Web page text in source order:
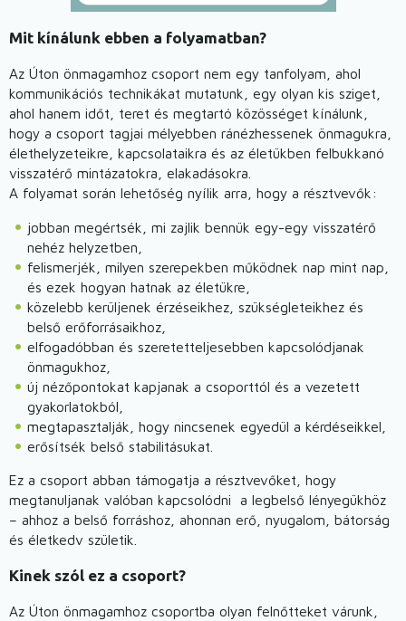
Mit kínálunk ebben a folyamatban?
Az Úton önmagamhoz csoport nem egy tanfolyam, ahol
kommunikációs technikákat mutatunk, egy olyan kis sziget,
ahol hanem időt, teret és megtartó közösséget kínálunk,
hogy a csoport tagjai mélyebben ránézhessenek önmagukra,
élethelyzeteikre, kapcsolataikra és az életükben felbukkanó
visszatérő mintázatokra, elakadásokra.
A folyamat során lehetőség nyílik arra, hogy a résztvevők:
jobban megértsék, mi zajlik bennük egy-egy visszatérő
nehéz helyzetben,
felismerjék, milyen szerepekben működnek nap mint nap,
és ezek hogyan hatnak az életükre,
közelebb kerüljenek érzéseikhez, szükségleteikhez és
belső erőforrásaikhoz,
elfogadóbban és szeretetteljesebben kapcsolódjanak
önmagukhoz,
új nézőpontokat kapjanak a csoporttól és a vezetett
gyakorlatokból,
megtapasztalják, hogy nincsenek egyedül a kérdéseikkel,
erősítsék belső stabilitásukat.
Ez a csoport abban támogatja a résztvevőket, hogy
megtanuljanak valóban kapcsolódni a legbelső lényegükhöz
– ahhoz a belső forráshoz, ahonnan erő, nyugalom, bátorság
és életkedv születik.
Kinek szól ez a csoport?
Az Úton önmagamhoz csoportba olyan felnőtteket várunk,